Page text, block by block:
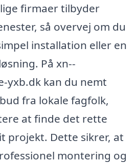
firmaer tilbyder
så overvej om du
installation eller en
På xn--
yxb.dk kan du nemt
fra lokale fagfolk,
at finde det rette
projekt. Dette sikrer, at
montering og